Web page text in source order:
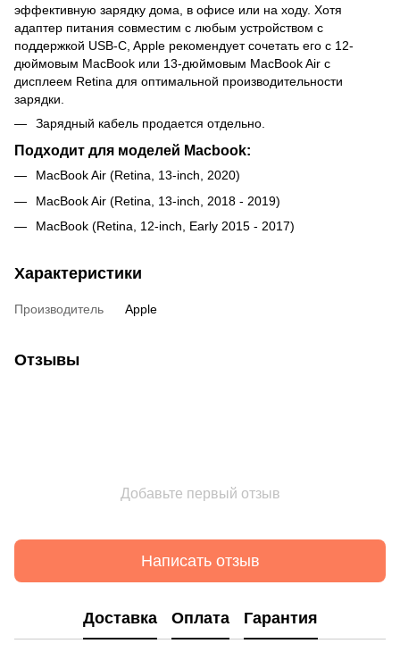
эффективную зарядку дома, в офисе или на ходу. Хотя
адаптер питания совместим с любым устройством с
поддержкой USB‑C, Apple рекомендует сочетать его с 12-
дюймовым MacBook или 13-дюймовым MacBook Air с
дисплеем Retina для оптимальной производительности
зарядки.
Зарядный кабель продается отдельно.
Подходит для моделей Macbook:
MacBook Air (Retina, 13-inch, 2020)
MacBook Air (Retina, 13-inch, 2018 - 2019)
MacBook (Retina, 12-inch, Early 2015 - 2017)
Характеристики
Производитель Apple
Отзывы
Добавьте первый отзыв
Написать отзыв
Доставка Оплата Гарантия